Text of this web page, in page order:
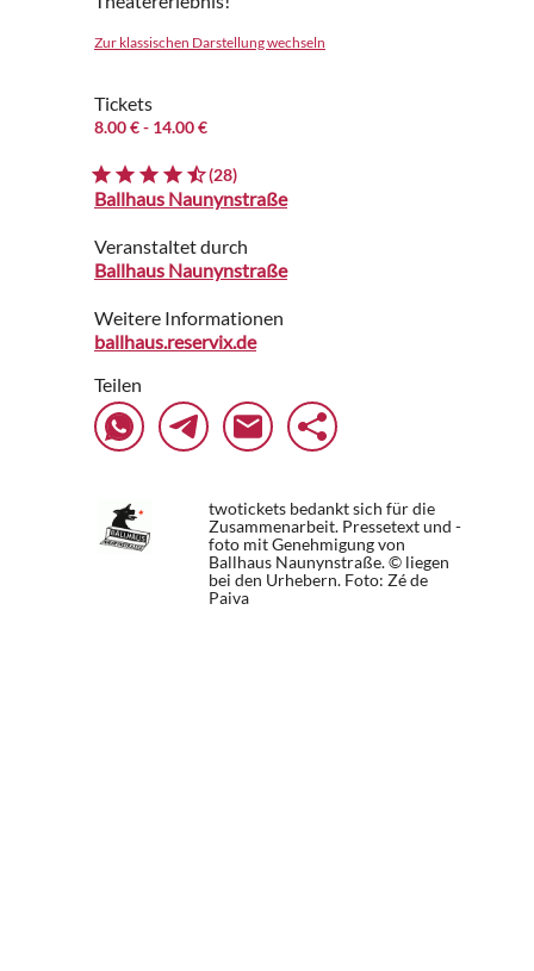
Zur klassischen Darstellung wechseln
Tickets
8.00 €- 14.00 €
(28)
Ballhaus Naunynstraße
Veranstaltet durch
Ballhaus Naunynstraße
Weitere Informationen
ballhaus.reservix.de
Teilen
twotickets bedankt sich für die
Zusammenarbeit. Pressetext und -
foto mit Genehmigung von
Ballhaus Naunynstraße. © liegen
bei den Urhebern. Foto: Zé de
Paiva